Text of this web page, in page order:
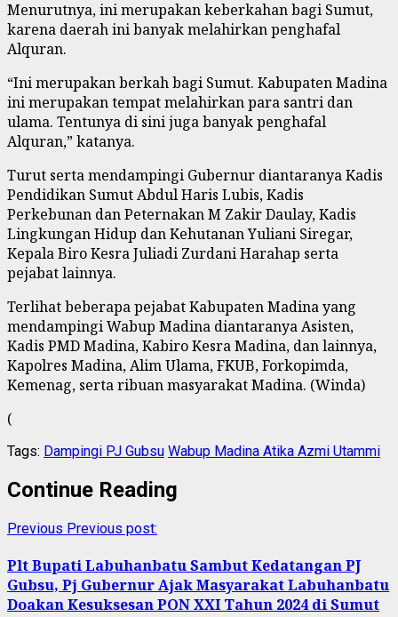
Menurutnya, ini merupakan keberkahan bagi Sumut,
karena daerah ini banyak melahirkan penghafal
Alquran.
“Ini merupakan berkah bagi Sumut. Kabupaten Madina
ini merupakan tempat melahirkan para santri dan
ulama. Tentunya di sini juga banyak penghafal
Alquran,” katanya.
Turut serta mendampingi Gubernur diantaranya Kadis
Pendidikan Sumut Abdul Haris Lubis, Kadis
Perkebunan dan Peternakan M Zakir Daulay, Kadis
Lingkungan Hidup dan Kehutanan Yuliani Siregar,
Kepala Biro Kesra Juliadi Zurdani Harahap serta
pejabat lainnya.
Terlihat beberapa pejabat Kabupaten Madina yang
mendampingi Wabup Madina diantaranya Asisten,
Kadis PMD Madina, Kabiro Kesra Madina, dan lainnya,
Kapolres Madina, Alim Ulama, FKUB, Forkopimda,
Kemenag, serta ribuan masyarakat Madina. (Winda)
(
Tags: Dampingi PJ Gubsu Wabup Madina Atika Azmi Utammi
Continue Reading
Previous Previous post:
Plt Bupati Labuhanbatu Sambut Kedatangan PJ
Gubsu, Pj Gubernur Ajak Masyarakat Labuhanbatu
Doakan Kesuksesan PON XXI Tahun 2024 di Sumut